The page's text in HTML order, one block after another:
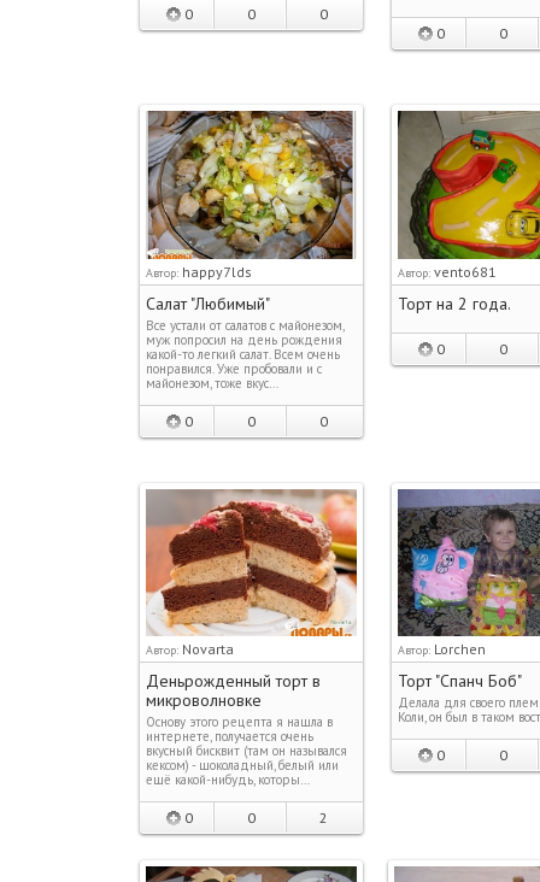
0 0 0
0 0
Автор: happy7lds
Салат "Любимый"
Все устали от салатов с майонезом,
муж попросил на день рождения
какой-то легкий салат. Всем очень
понравился. Уже пробовали и с
майонезом, тоже вкус…
0 0 0
Автор: vento681
Торт на 2 года.
0 0
Автор: Novarta
Деньрожденный торт в
микроволновке
Основу этого рецепта я нашла в
интернете, получается очень
вкусный бисквит (там он назывался
кексом) - шоколадный, белый или
ещё какой-нибудь, которы…
0 0 2
Автор: Lorchen
Торт "Спанч Боб"
Делала для своего
Коли, он был в таком
0 0